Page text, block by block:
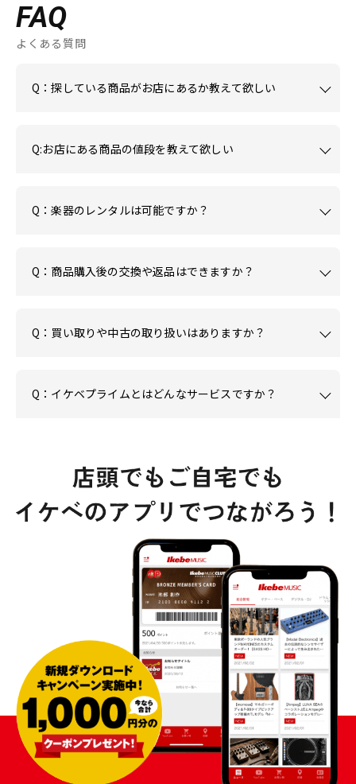
FAQ
よくある質問
Q：探している商品がお店にあるか教えて欲しい
Q:お店にある商品の値段を教えて欲しい
Q：楽器のレンタルは可能ですか？
Q：商品購入後の交換や返品はできますか？
Q：買い取りや中古の取り扱いはありますか？
Q：イケベプライムとはどんなサービスですか？